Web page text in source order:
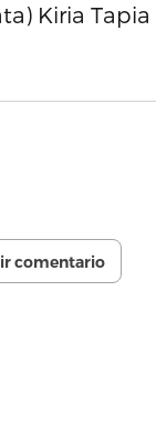
Kiria Tapia
comentario